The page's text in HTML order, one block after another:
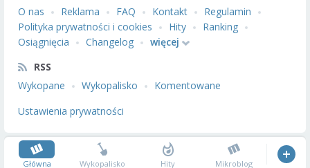
O nas
Reklama FAQ Kontakt
Regulamin
Polityka prywatności i cookies
Hity
Ranking
Osiągnięcia
Changelog
więcej
RSS
Wykopane
Wykopalisko
Komentowane
Ustawienia prywatności
Główna Wykopalisko Hity Mikroblog